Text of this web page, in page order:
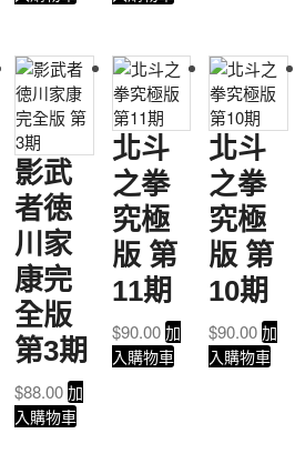
影武
者徳
川家
康完
全版
第3期
$88.00 加
入購物車
北斗
之拳
究極
版 第
11期
$90.00 加
入購物車
北斗
之拳
究極
版 第
10期
$90.00 加
入購物車